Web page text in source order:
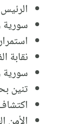
سورية
نقابة
سورية
تنين